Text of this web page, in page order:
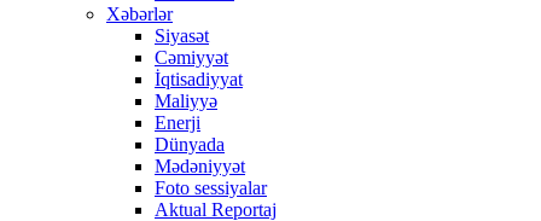
Xəbərlər
Siyasət
Cəmiyyət
İqtisadiyyat
Maliyyə
Enerji
Dünyada
Mədəniyyət
Foto sessiyalar
Aktual Reportaj